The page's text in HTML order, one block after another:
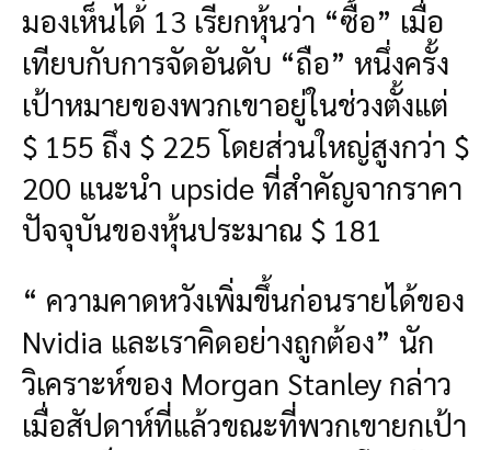
มองเห็นได้ 13 เรียกหุ้นว่า “ซื้อ” เมื่อ
เทียบกับการจัดอันดับ “ถือ” หนึ่งครั้ง
เป้าหมายของพวกเขาอยู่ในช่วงตั้งแต่
$ 155 ถึง $ 225 โดยส่วนใหญ่สูงกว่า $
200 แนะนำ upside ที่สำคัญจากราคา
ปัจจุบันของหุ้นประมาณ $ 181
“ ความคาดหวังเพิ่มขึ้นก่อนรายได้ของ
Nvidia และเราคิดอย่างถูกต้อง” นัก
วิเคราะห์ของ Morgan Stanley กล่าว
เมื่อสัปดาห์ที่แล้วขณะที่พวกเขายกเป้า